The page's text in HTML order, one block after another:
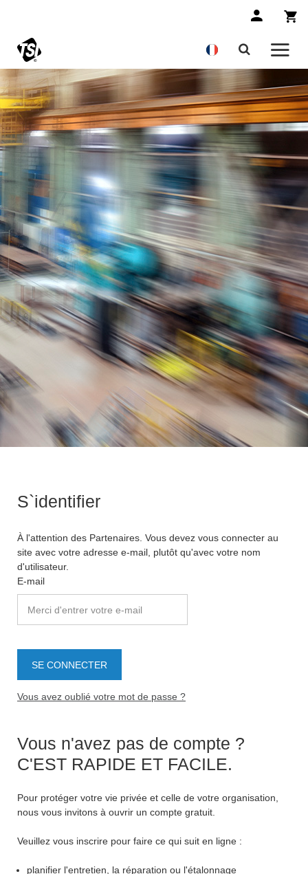
S`identifier
À l'attention des Partenaires. Vous devez vous connecter au
site avec votre adresse e-mail, plutôt qu'avec votre nom
d'utilisateur.
E-mail
Vous avez oublié votre mot de passe ?
Vous n'avez pas de compte ?
C'EST RAPIDE ET FACILE.
Pour protéger votre vie privée et celle de votre organisation,
nous vous invitons à ouvrir un compte gratuit.
Veuillez vous inscrire pour faire ce qui suit en ligne :
planifier l'entretien, la réparation ou l'étalonnage